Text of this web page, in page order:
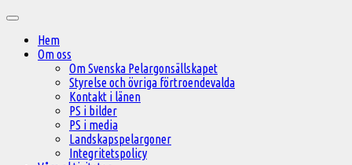
innehåll
Huvudmeny
Hem
Om oss
Om Svenska Pelargonsällskapet
Styrelse och övriga förtroendevalda
Kontakt i länen
PS i bilder
PS i media
Landskapspelargoner
Integritetspolicy